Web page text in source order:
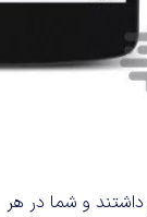
و شما در هر